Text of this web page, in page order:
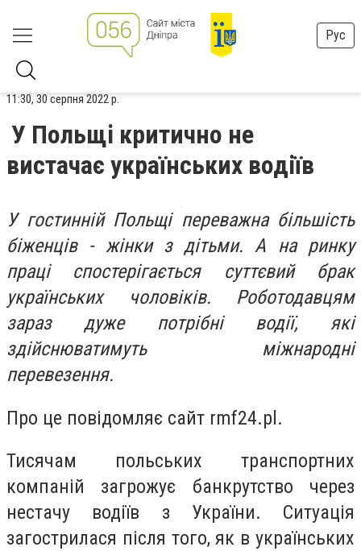
Рус
11:30, 30 серпня 2022 р.
У Польщі критично не
вистачає українських водіїв
У гостинній Польщі переважна більшість
біженців - жінки з дітьми. А на ринку
праці спостерігається суттєвий брак
українських чоловіків. Роботодавцям
зараз дуже потрібні водії, які
здійснюватимуть міжнародні
перевезення.
Про це повідомляє сайт rmf24.pl.
Тисячам польських транспортних
компаній загрожує банкрутство через
нестачу водіїв з України. Ситуація
загострилася після того, як в українських